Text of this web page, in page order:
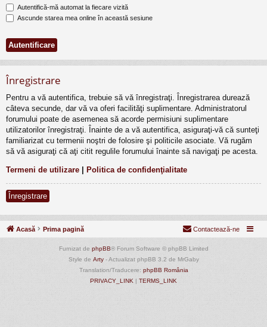
Autentifică-mă automat la fiecare vizită
Ascunde starea mea online în această sesiune
Înregistrare
Pentru a vă autentifica, trebuie să vă înregistraţi. Înregistrarea durează
câteva secunde, dar vă va oferi facilităţi suplimentare. Administratorul
forumului poate de asemenea să acorde permisiuni suplimentare
utilizatorilor înregistraţi. Înainte de a vă autentifica, asiguraţi-vă că sunteţi
familiarizat cu termenii noştri de folosire şi politicile asociate. Vă rugăm
să vă asiguraţi că aţi citit regulile forumului înainte să navigaţi pe acesta.
Termeni de utilizare Politica de confidenţialitate
Înregistrare
Acasă Prima pagină Contactează-ne
Furnizat de phpBB® Forum Software © phpBB Limited
Style de Arty- Actualizat phpBB 3.2 de MrGaby
Translation/Traducere: phpBB România
PRIVACY_LINK | TERMS_LINK